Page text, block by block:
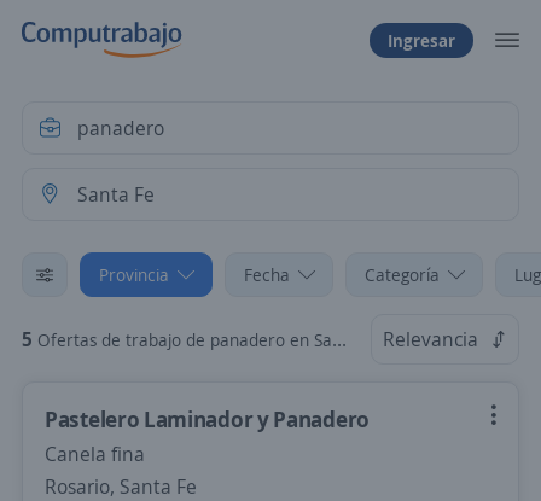
Ingresar
Provincia Fecha Categoría
5 Ofertas de trabajo de panadero en Santa Fe Relevancia
Pastelero Laminador y Panadero
Canela fina
Rosario, Santa Fe